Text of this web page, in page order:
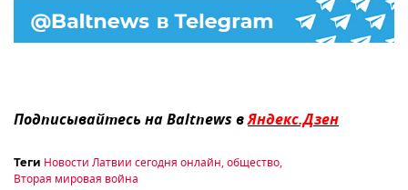
Подписывайтесь на Baltnews вЯндекс.Дзен
Теги Новости Латвии сегодня онлайн,общество,
Вторая мировая война